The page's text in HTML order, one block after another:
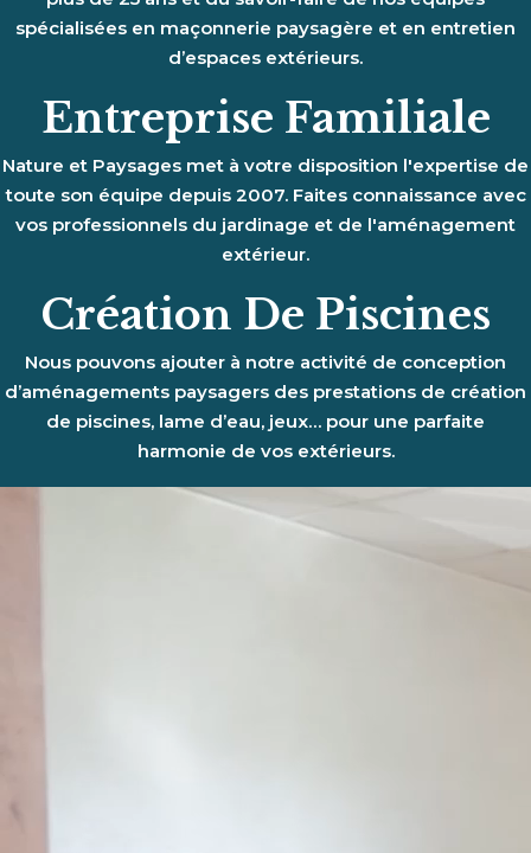
spécialisées en maçonnerie paysagère et en entretien
d’espaces extérieurs.
Entreprise Familiale
Nature et Paysages met à votre disposition l'expertise de
toute son équipe depuis 2007. Faites connaissance avec
vos professionnels du jardinage et de l'aménagement
extérieur.
Création De Piscines
Nous pouvons ajouter à notre activité de conception
d’aménagements paysagers des prestations de création
de piscines, lame d’eau, jeux… pour une parfaite
harmonie de vos extérieurs.